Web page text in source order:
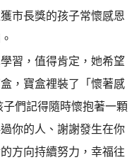
市長獎的孩子常懷感恩
習，值得肯定，她希望
，寶盒裡裝了「懷著感
們記得隨時懷抱著一顆
你的人、謝謝發生在你
方向持續努力，幸福往